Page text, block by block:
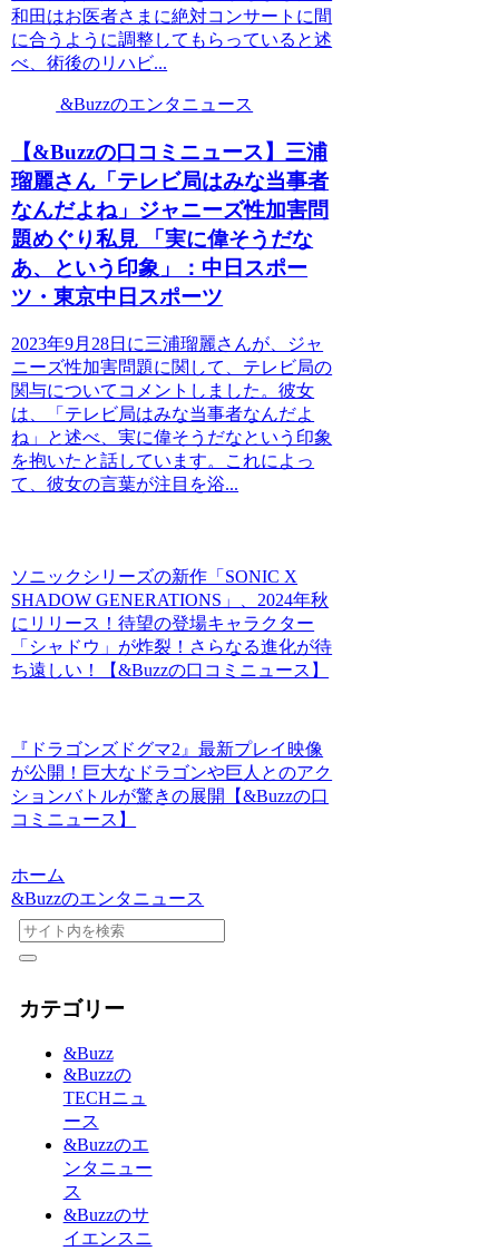
和田はお医者さまに絶対コンサートに間
に合うように調整してもらっていると述
べ、術後のリハビ...
&Buzzのエンタニュース
【&Buzzの口コミニュース】三浦
瑠麗さん「テレビ局はみな当事者
なんだよね」ジャニーズ性加害問
題めぐり私見 「実に偉そうだな
あ、という印象」：中日スポー
ツ・東京中日スポーツ
2023年9月28日に三浦瑠麗さんが、ジャ
ニーズ性加害問題に関して、テレビ局の
関与についてコメントしました。彼女
は、「テレビ局はみな当事者なんだよ
ね」と述べ、実に偉そうだなという印象
を抱いたと話しています。これによっ
て、彼女の言葉が注目を浴...
ソニックシリーズの新作「SONIC X
SHADOW GENERATIONS」、2024年秋
にリリース！待望の登場キャラクター
「シャドウ」が炸裂！さらなる進化が待
ち遠しい！【&Buzzの口コミニュース】
『ドラゴンズドグマ2』最新プレイ映像
が公開！巨大なドラゴンや巨人とのアク
ションバトルが驚きの展開【&Buzzの口
コミニュース】
ホーム
&Buzzのエンタニュース
カテゴリー
&Buzz
&Buzzの
TECHニュ
ース
&Buzzのエ
ンタニュー
ス
&Buzzのサ
イエンスニ